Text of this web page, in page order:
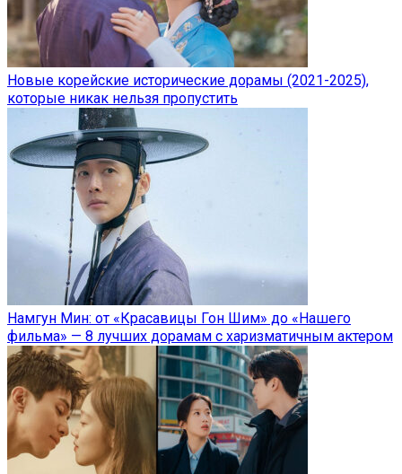
Новые корейские исторические дорамы (2021-2025),
которые никак нельзя пропустить
Намгун Мин: от «Красавицы Гон Шим» до «Нашего
фильма» — 8 лучших дорамам с харизматичным актером